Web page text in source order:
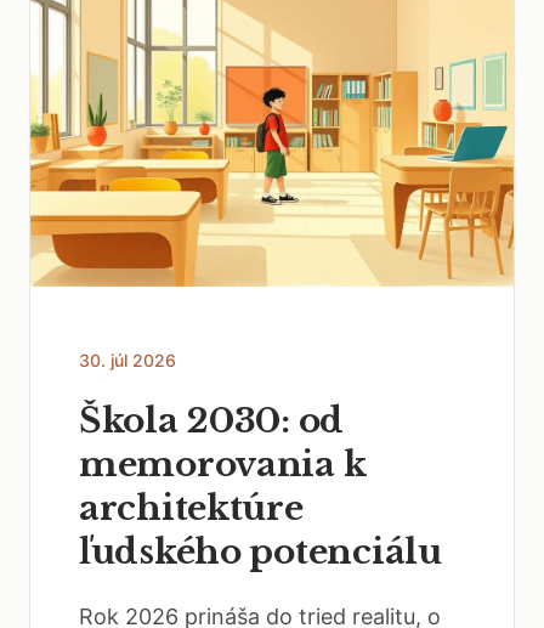
30. júl 2026
Škola 2030: od
memorovania k
architektúre
ľudského potenciálu
Rok 2026 prináša do tried realitu, o